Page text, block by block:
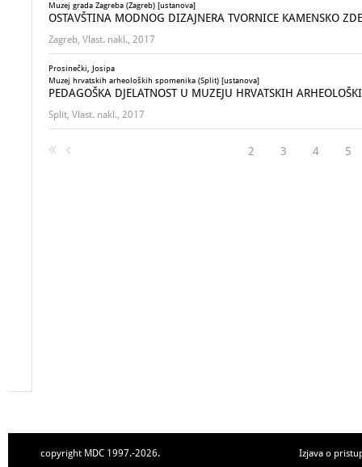
Muzej grada Zagreba (Zagreb) [ustanova]
OSTAVŠTINA MODNOG DIZAJNERA TVORNICE KAMENSKO
Zagreb, Vlast. nakl., 2017
Prosinečki, Josipa
Muzej hrvatskih arheoloških spomenika (Split) [ustanova]
PEDAGOŠKA DJELATNOST U MUZEJU HRVATSKIH
Split, Vlast. nakl., 2017
2 3 4 5
copyright MDC 1997.-2026. Izjava o